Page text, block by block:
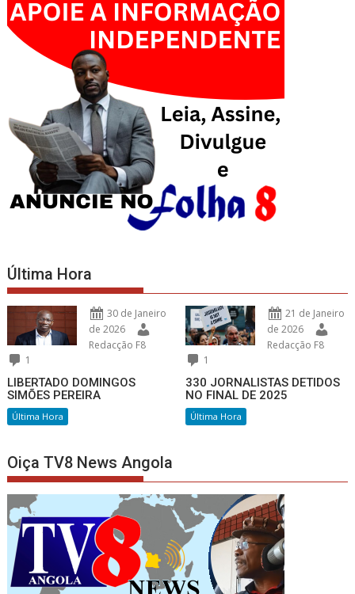
Última Hora
30 de Janeiro
de 2026
Redacção F8
1
LIBERTADO DOMINGOS
SIMÕES PEREIRA
Última Hora
21 de Janeiro
de 2026
Redacção F8
1
330 JORNALISTAS DETIDOS
NO FINAL DE 2025
Última Hora
Oiça TV8 News Angola